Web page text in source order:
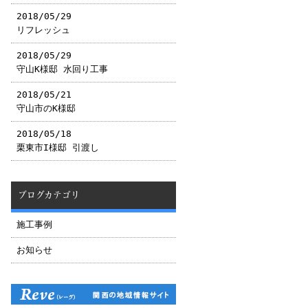
2018/05/29
リフレッシュ
2018/05/29
守山K様邸 水回り工事
2018/05/21
守山市のK様邸
2018/05/18
栗東市I様邸 引渡し
ブログカテゴリ
施工事例
お知らせ